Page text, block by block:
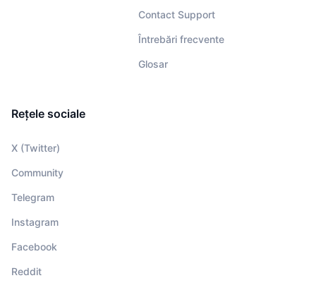
Contact Support
Întrebări frecvente
Glosar
Rețele sociale
X (Twitter)
Community
Telegram
Instagram
Facebook
Reddit